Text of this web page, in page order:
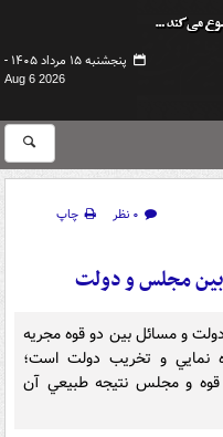
پنجشنبه ۱۵ مرداد ۱۴۰۵ -
Aug 6 2026
۰ نظر
چاپ
مجلس و دولت
و مسائل بين دو قوه مجريه
نمايي و تخريب دولت است؛
قوه و مجلس نتيجه طبيعي آن